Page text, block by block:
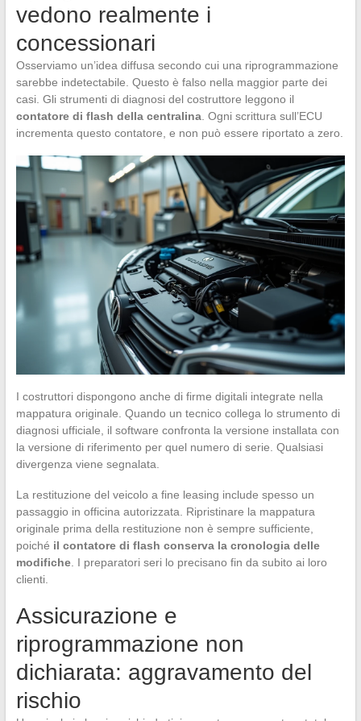
vedono realmente i
concessionari
Osserviamo un’idea diffusa secondo cui una riprogrammazione
sarebbe indetectabile. Questo è falso nella maggior parte dei
casi. Gli strumenti di diagnosi del costruttore leggono il
contatore di flash della centralina. Ogni scrittura sull’ECU
incrementa questo contatore, e non può essere riportato a zero.
I costruttori dispongono anche di firme digitali integrate nella
mappatura originale. Quando un tecnico collega lo strumento di
diagnosi ufficiale, il software confronta la versione installata con
la versione di riferimento per quel numero di serie. Qualsiasi
divergenza viene segnalata.
La restituzione del veicolo a fine leasing include spesso un
passaggio in officina autorizzata. Ripristinare la mappatura
originale prima della restituzione non è sempre sufficiente,
poiché il contatore di flash conserva la cronologia delle
modifiche. I preparatori seri lo precisano fin da subito ai loro
clienti.
Assicurazione e
riprogrammazione non
dichiarata: aggravamento del
rischio